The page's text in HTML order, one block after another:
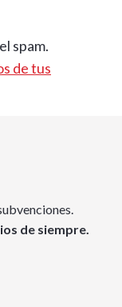
spam.
de tus
de siempre.